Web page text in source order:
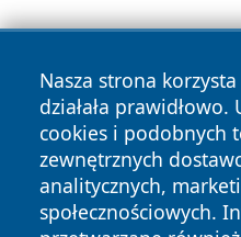
Nasza strona
działała
cookies i podobnych
zewnętrznych
analitycznych,
społecznościowych.
Copyright © 2026
zastrzeżone.